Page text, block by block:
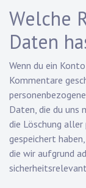
Welche
Daten
Wenn du ein
Kommentare
Daten, die du uns
die Löschung
gespeichert
die wir aufgrund